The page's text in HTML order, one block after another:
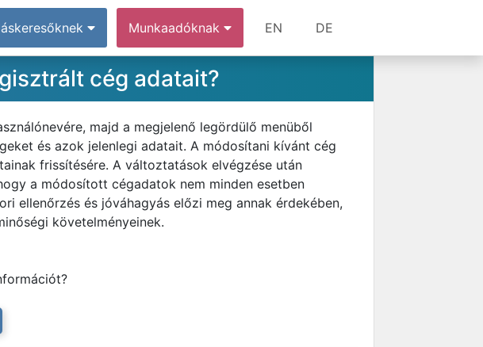
Munkaadóknak EN DE
cég adatait?
majd a megjelenő legördülő menüből
és azok jelenlegi adatait. A módosítani kívánt cég
frissítésére. A változtatások elvégzése után
a módosított cégadatok nem minden esetben
ellenőrzés és jóváhagyás előzi meg annak érdekében,
követelményeinek.